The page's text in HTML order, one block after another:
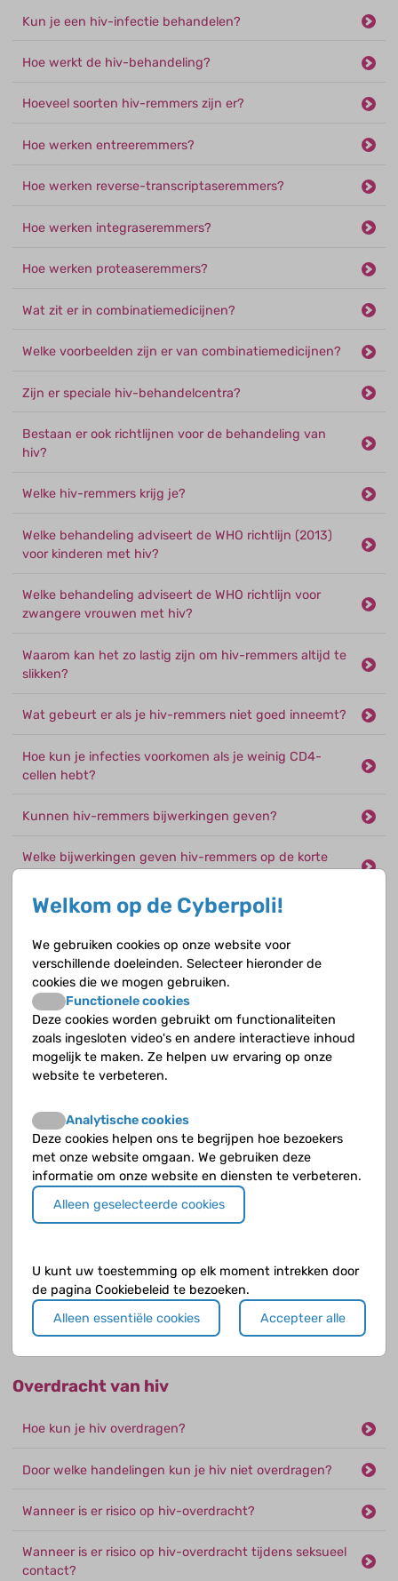
Kun je een hiv-infectie behandelen?
Hoe werkt de hiv-behandeling?
Hoeveel soorten hiv-remmers zijn er?
Hoe werken entreeremmers?
Hoe werken reverse-transcriptaseremmers?
Hoe werken integraseremmers?
Hoe werken proteaseremmers?
Wat zit er in combinatiemedicijnen?
Welke voorbeelden zijn er van combinatiemedicijnen?
Zijn er speciale hiv-behandelcentra?
Bestaan er ook richtlijnen voor de behandeling van
hiv?
Welke hiv-remmers krijg je?
Welke behandeling adviseert de WHO richtlijn (2013)
voor kinderen met hiv?
Welke behandeling adviseert de WHO richtlijn voor
zwangere vrouwen met hiv?
Waarom kan het zo lastig zijn om hiv-remmers altijd te
slikken?
Wat gebeurt er als je hiv-remmers niet goed inneemt?
Hoe kun je infecties voorkomen als je weinig CD4-
cellen hebt?
Kunnen hiv-remmers bijwerkingen geven?
Welke bijwerkingen geven hiv-remmers op de korte
Welke bijwerkingen geven hiv-remmers op de lange
termijn?
Welke invloed hebben hiv-remmers op de vetten in je
bloed?
Welke invloed hebben hiv-remmers op je bloedvaten?
Welke invloed hebben hiv-remmers op je
Welke invloed hebben hiv-remmers op de werking van
de lever?
Welke invloed heeft de hiv-infectie en hiv-remmers op
je botten?
Welke psychologische klachten kun je van de hiv-
remmers krijgen?
Overdracht van hiv
Hoe kun je hiv overdragen?
Door welke handelingen kun je hiv niet overdragen?
Wanneer is er risico op hiv-overdracht?
Wanneer is er risico op hiv-overdracht tijdens seksueel
contact?
Welkom op de Cyberpoli!
We gebruiken cookies op onze website voor
verschillende doeleinden. Selecteer hieronder de
cookies die we mogen gebruiken.
Functionele cookies
Deze cookies worden gebruikt om functionaliteiten
zoals ingesloten video's en andere interactieve inhoud
mogelijk te maken. Ze helpen uw ervaring op onze
website te verbeteren.
Analytische cookies
Deze cookies helpen ons te begrijpen hoe bezoekers
met onze website omgaan. We gebruiken deze
informatie om onze website en diensten te verbeteren.
Alleen geselecteerde cookies
U kunt uw toestemming op elk moment intrekken door
de pagina Cookiebeleid te bezoeken.
Alleen essentiële cookies
Accepteer alle